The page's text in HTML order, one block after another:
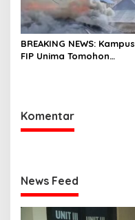
BREAKING NEWS: Kampus
FIP Unima Tomohon
Komentar
News Feed